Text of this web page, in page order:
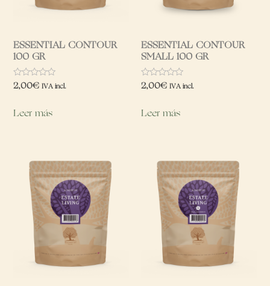
ESSENTIAL CONTOUR
100 GR
Valorado
con
5
2,00€ IVA incl.
Leer más
ESSENTIAL CONTOUR
SMALL 100 GR
Valorado
con
5
2,00€ IVA incl.
Leer más